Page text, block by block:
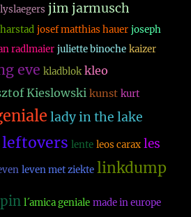
jim jarmusch
josef matthias hauer joseph
radlmaier juliette binoche kaizer
eve kladblok kleo
Kieslowski kunst kurt
lady in the lake
leftovers lente leos carax les
leven met ziekte linkdump
l´amica geniale made in europe